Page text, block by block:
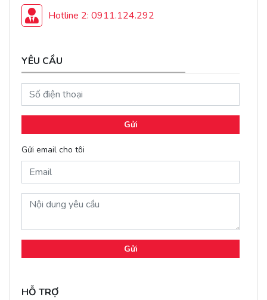
Hotline 2: 0911.124.292
YÊU CẦU
Gửi
Gửi email cho tôi
Gửi
HỖ TRỢ